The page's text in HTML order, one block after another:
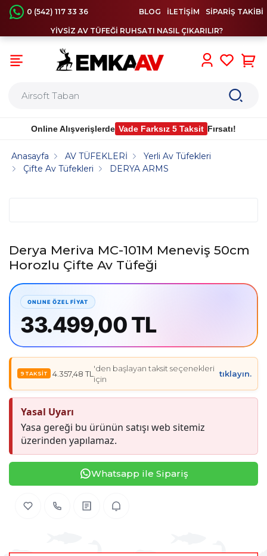
0 (542) 117 33 36 BLOG İLETİŞİM SİPARİŞ TAKİBİ
YİVSİZ AV TÜFEĞİ RUHSATI NASIL ÇIKARILIR?
Online Alışverişlerde Vade Farksız 5 Taksit Fırsatı!
Anasayfa AV TÜFEKLERİ
Yerli Av Tüfekleri
Çifte Av Tüfekleri
DERYA ARMS
Derya Meriva MC-101M Meneviş 50cm
Horozlu Çifte Av Tüfeği
33.499,00 TL
4.357,48 TL
'den başlayan taksit seçenekleri
için
tıklayın.
Yasal Uyarı
Yasa gereği bu ürünün satışı web sitemiz
üzerinden yapılamaz.
Whatsapp ile Sipariş